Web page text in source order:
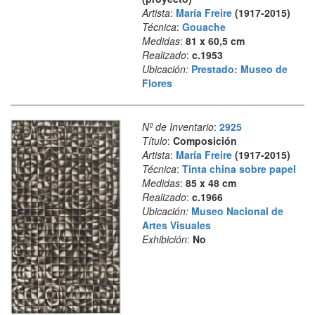
Artista: María Freire(1917-2015)
Técnica: Gouache
Medidas: 81 x 60,5 cm
Realizado: c.1953
Ubicación: Prestado: Museo de
Flores
Nº de Inventario: 2925
Título: Composición
Artista: María Freire(1917-2015)
Técnica: Tinta china sobre papel
Medidas: 85 x 48 cm
Realizado: c.1966
Ubicación: Museo Nacional de
Artes Visuales
Exhibición: No